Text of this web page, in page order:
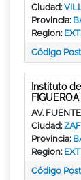
Ciudad:
Provincia:
Region:
Código
Instituto
FIGUEROA
AV.
Ciudad:
Provincia:
Region:
Código